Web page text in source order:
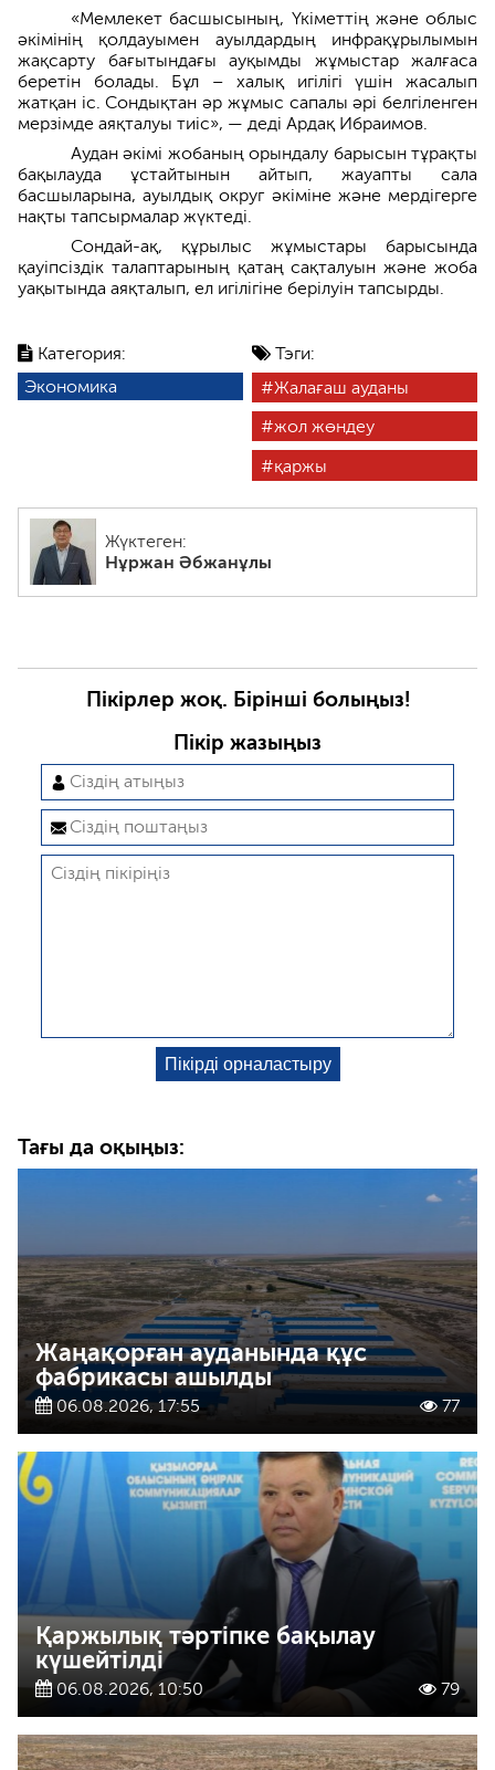
Категория:
Экономика
Тэги:
Жалағаш ауданы
жол жөндеу
қаржы
Жүктеген:
Нұржан Әбжанұлы
«Мемлекет басшысының, Үкіметтің және облыс
әкімінің қолдауымен ауылдардың инфрақұрылымын
жақсарту бағытындағы ауқымды жұмыстар жалғаса
беретін болады. Бұл – халық игілігі үшін жасалып
жатқан іс. Сондықтан әр жұмыс сапалы әрі белгіленген
мерзімде аяқталуы тиіс», — деді Ардақ Ибраимов.
Аудан әкімі жобаның орындалу барысын тұрақты
бақылауда ұстайтынын айтып, жауапты сала
басшыларына, ауылдық округ әкіміне және мердігерге
нақты тапсырмалар жүктеді.
Сондай-ақ, құрылыс жұмыстары барысында
қауіпсіздік талаптарының қатаң сақталуын және жоба
уақытында аяқталып, ел игілігіне берілуін тапсырды.
Пікірлер жоқ. Бірінші болыңыз!
Пікір жазыңыз
Тағы да оқыңыз:
Жаңақорған ауданында құс
фабрикасы ашылды
06.08.2026, 17:55 77
Қаржылық тәртіпке бақылау
күшейтілді
06.08.2026, 10:50 79